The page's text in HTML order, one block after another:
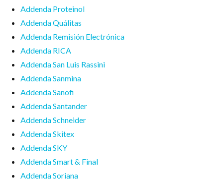
Addenda Proteinol
Addenda Quálitas
Addenda Remisión Electrónica
Addenda RICA
Addenda San Luis Rassini
Addenda Sanmina
Addenda Sanofi
Addenda Santander
Addenda Schneider
Addenda Skitex
Addenda SKY
Addenda Smart & Final
Addenda Soriana